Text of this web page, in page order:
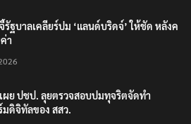
รัฐบาลเคลียร์ปม ‘แลนด์บริดจ์’ ให้ชัด หลังค
า
เผย ปชป. ลุยตรวจสอบปมทุจริตจัดทำ
ดิจิทัลของ สสว.